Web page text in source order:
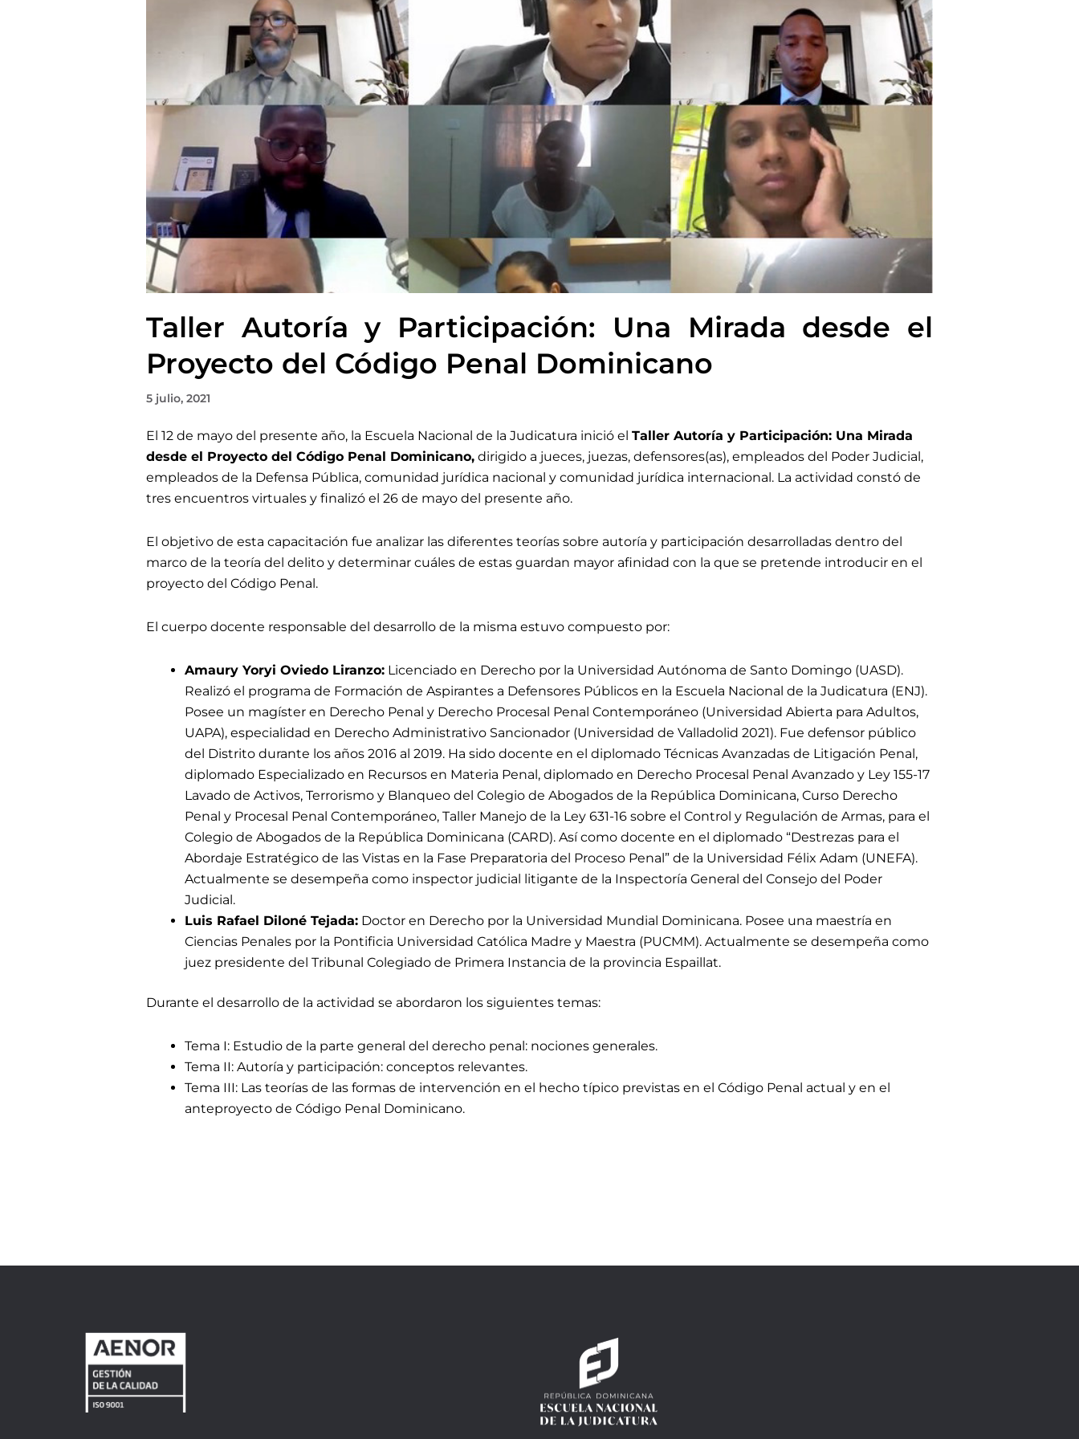
Taller Autoría y Participación: Una Mirada desde el
Proyecto del Código Penal Dominicano
5 julio, 2021
El 12 de mayo del presente año, la Escuela Nacional de la Judicatura inició el Taller Autoría y Participación: Una Mirada
desde el Proyecto del Código Penal Dominicano, dirigido a jueces, juezas, defensores(as), empleados del Poder Judicial,
empleados de la Defensa Pública, comunidad jurídica nacional y comunidad jurídica internacional . La actividad constó de
tres encuentros virtuales y finalizó el 26 de mayo del presente año.
El objetivo de esta capacitación fue analizar las diferentes teorías sobre autoría y participación desarrolladas dentro del
marco de la teoría del delito y determinar cuáles de estas guardan mayor afinidad con la que se pretende introducir en el
proyecto del Código Penal.
El cuerpo docente responsable del desarrollo de la misma estuvo compuesto por:
Amaury Yoryi Oviedo Liranzo: Licenciado en Derecho por la Universidad Autónoma de Santo Domingo (UASD).
Realizó el programa de Formación de Aspirantes a Defensores Públicos en la Escuela Nacional de la Judicatura (ENJ).
Posee un magíster en Derecho Penal y Derecho Procesal Penal Contemporáneo (Universidad Abierta para Adultos,
UAPA), especialidad en Derecho Administrativo Sancionador (Universidad de Valladolid 2021). Fue defensor público
del Distrito durante los años 2016 al 2019. Ha sido docente en el diplomado Técnicas Avanzadas de Litigación Penal,
diplomado Especializado en Recursos en Materia Penal, diplomado en Derecho Procesal Penal Avanzado y Ley 155-17
Lavado de Activos, Terrorismo y Blanqueo del Colegio de Abogados de la República Dominicana, Curso Derecho
Penal y Procesal Penal Contemporáneo, Taller Manejo de la Ley 631-16 sobre el Control y Regulación de Armas, para el
Colegio de Abogados de la República Dominicana (CARD). Así como docente en el diplomado “Destrezas para el
Abordaje Estratégico de las Vistas en la Fase Preparatoria del Proceso Penal” de la Universidad Félix Adam (UNEFA).
Actualmente se desempeña como inspector judicial litigante de la Inspectoría General del Consejo del Poder
Judicial.
Luis Rafael Diloné Tejada: Doctor en Derecho por la Universidad Mundial Dominicana. Posee una maestría en
Ciencias Penales por la Pontificia Universidad Católica Madre y Maestra (PUCMM). Actualmente se desempeña como
juez presidente del Tribunal Colegiado de Primera Instancia de la provincia Espaillat.
Durante el desarrollo de la actividad se abordaron los siguientes temas:
Tema I: Estudio de la parte general del derecho penal: nociones generales.
Tema II: Autoría y participación: conceptos relevantes.
Tema III: Las teorías de las formas de intervención en el hecho típico previstas en el Código Penal actual y en el
anteproyecto de Código Penal Dominicano.